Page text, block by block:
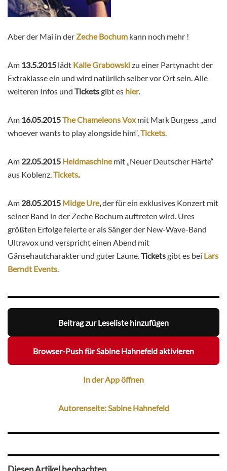
Aber der Mai in derZeche Bochum kann noch mehr !
Am 13.5.2015 lädt Kalle Grabowskizu einer Partynacht der
Extraklasse ein und wird natürlich selber vor Ort sein. Alle
weiteren Infos und Ticketsgibt es hier.
Am 16.05.2015The Chameleons Vox mit Mark Burgess „and
whoever wants to play alongside him“,Tickets.
Am 22.05.2015 Heldmaschinemit „Neuer Deutscher Härte“
aus Koblenz,Tickets.
Am 28.05.2015 Midge Ure,der für ein exklusives Konzert mit
seiner Band in der Zeche Bochum auftreten wird. Ures
größten Erfolge feierte er als Sänger der New-Wave-Band
Ultravox und verspricht einen Abend mit
Gänsehautcharakter und guter Laune.Ticketsgibt es bei Lars
Berndt Events.
Beitrag zur Leseliste hinzufügen
Browser-Push für Sabine Hahnefeld aktivieren
In der App öffnen
Autorenseite: Sabine Hahnefeld